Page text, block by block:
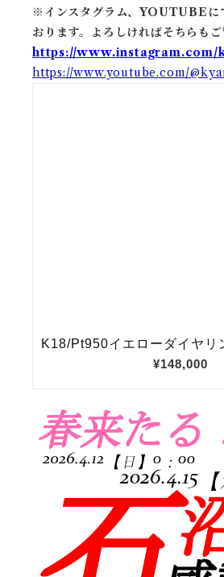
※ インスタグラム、YOUTUBEに
おります。よろしければそちらもご
https://www.instagram.com/
https://www.youtube.com/